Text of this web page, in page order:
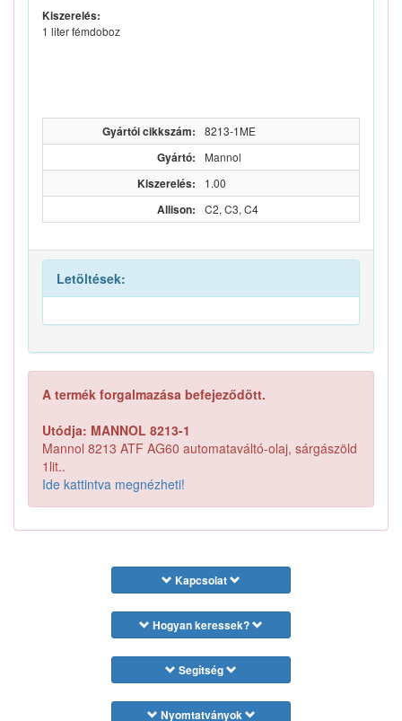
Kiszerelés:
1 liter fémdoboz
Gyártói cikkszám: 8213-1ME
Gyártó: Mannol
Kiszerelés: 1.00
Allison: C2, C3, C4
Letöltések:
A termék forgalmazása befejeződött.
Utódja: MANNOL 8213-1
Mannol 8213 ATF AG60 automataváltó-olaj, sárgászöld
1lit..
Ide kattintva megnézheti!
Kapcsolat
Hogyan keressek?
Segítség
Nyomtatványok